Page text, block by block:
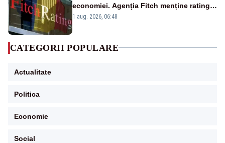
economiei. Agenția Fitch menține ratingul
„BBB-” cu perspectivă negativă
1 aug. 2026, 06:48
CATEGORII POPULARE
Actualitate
Politica
Economie
Social